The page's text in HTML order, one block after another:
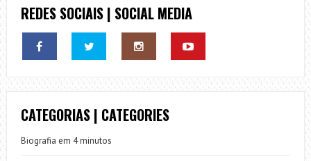
REDES SOCIAIS | SOCIAL MEDIA
CATEGORIAS | CATEGORIES
Biografia em 4 minutos